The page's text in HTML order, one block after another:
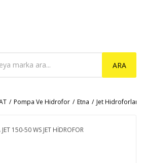
ARA
Pompa Ve Hidrofor Etna Jet Hidroforlar